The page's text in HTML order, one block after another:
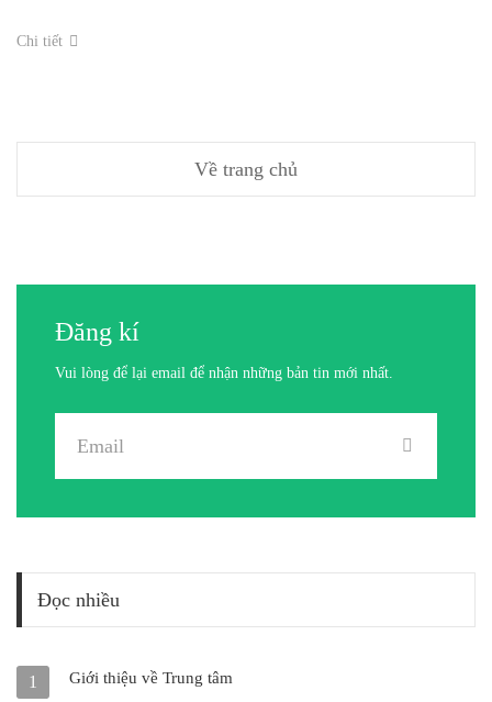
Chi tiết
Về trang chủ
Đăng kí
Vui lòng để lại email để nhận những bản tin mới nhất.
Đọc nhiều
1 Giới thiệu về Trung tâm